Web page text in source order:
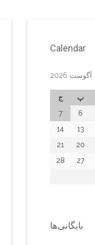
Calendar
آگوست 2026
پ
ج
6
7
13
14
20
21
27
28
بایگانی‌ها